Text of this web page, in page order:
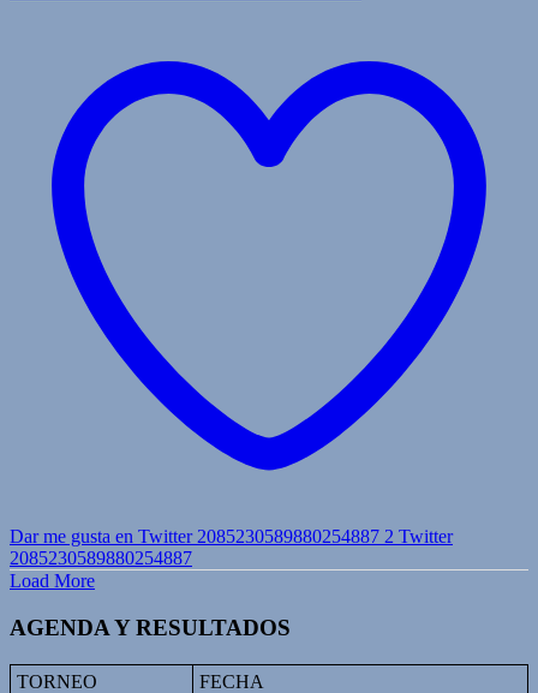
Dar me gusta en Twitter 2085230589880254887 2 Twitter
2085230589880254887
Load More
AGENDA Y RESULTADOS
TORNEO
FECHA